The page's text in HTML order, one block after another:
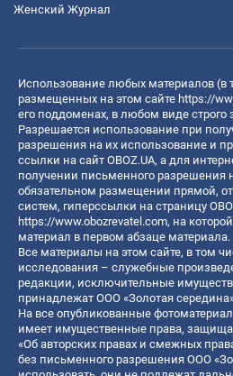
Женский Журнал
Использование любых материалов (в
размещенных на этом сайте https://
его поддоменах, в любом виде строго
Разрешается использование при
разрешения на их использование и
ссылки на сайт OBOZ.UA, а для
получении письменного разрешения
обязательном размещении прямой,
систем, гиперссылки на страницу
https://www.obozrevatel.com, на
материал в первом абзаце материала.
Все материалы на этом сайте, в том
исследования – служебные
редакции, исключительные
принадлежат ООО «Золотая
На все опубликованные
имеет имущественные права,
«Об авторских правах и смежных
без письменного разрешения ООО